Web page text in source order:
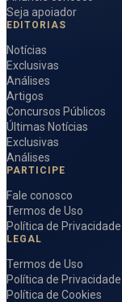
Seja apoiador
EDITORIAS
Notícias
Exclusivas
Análises
Artigos
Concursos Públicos
Últimas Notícias
Exclusivas
Análises
PARTICIPE
Fale conosco
Termos de Uso
Política de Privacidade
LEGAL
Termos de Uso
Política de Privacidade
Política de Cookies